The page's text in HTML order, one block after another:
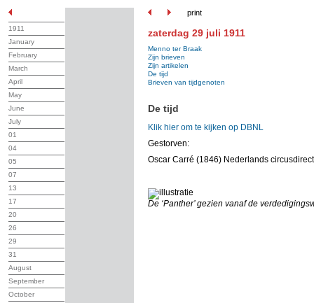
print
1911
January
February
March
April
May
June
July
01
04
05
07
13
17
20
26
29
31
August
September
October
zaterdag 29 juli 1911
Menno ter Braak
Zijn brieven
Zijn artikelen
De tijd
Brieven van tijdgenoten
De tijd
Klik hier om te kijken op DBNL
Gestorven:
Oscar Carré (1846) Nederlands
De ‘Panther’ gezien vanaf de